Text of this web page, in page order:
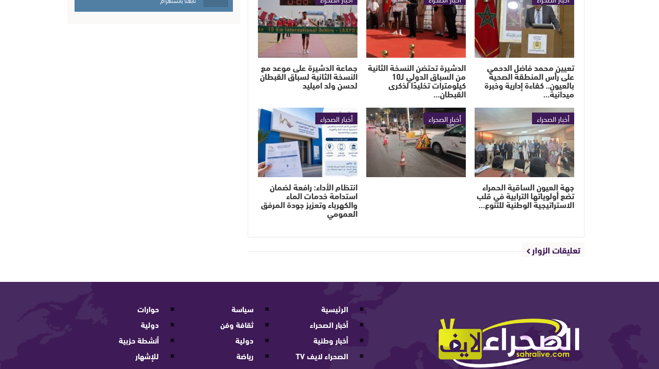
تعيين محمد فاضل الدحمي
على رأس المنطقة الصحية
بالعيون.. كفاءة إدارية وخبرة
ميدانية…
الدشيرة تحتضن النسخة الثانية
من السباق الدولي لـ10
كيلومترات تخليدًا لذكرى
القبطان…
جماعة الدشيرة على موعد مع
النسخة الثانية لسباق القبطان
لحسن ولد اميليد
أخبار الصحراء
جهة العيون الساقية الحمراء
تضع أولوياتها الترابية في قلب
الاستراتيجية الوطنية للتنوع…
أخبار الصحراء أخبار الصحراء
انتظام الأداء: رافعة لضمان
استدامة خدمات الماء
والكهرباء وتعزيز جودة المرفق
العمومي
تعليقات الزوار
الرئيسية
أخبار الصحراء
أخبار وطنية
الصحراء لايف TV
سياسة
ثقافة وفن
دولية
رياضة
حوارات
دولية
أنشطة حزبية
للإشهار